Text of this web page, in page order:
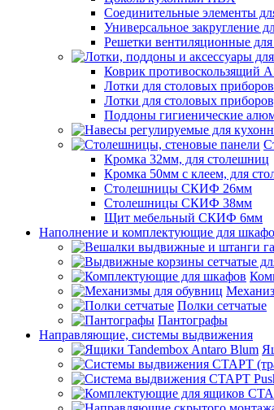
Соединительные элементы
Универсальное закругление
Решетки вентиляционные для
Коврик противоскользящий
Лотки для столовых
Лотки для столовых
Поддоны гигиенические
Кромка 32мм, для столешниц
Кромка 50мм с клеем, для
Столешницы СКИФ 26мм
Столешницы СКИФ 38мм
Щит мебельный СКИФ 6мм
Наполнение и комплектующие для
Полки сетчатые
Пантографы
Направляющие, системы выдвижения